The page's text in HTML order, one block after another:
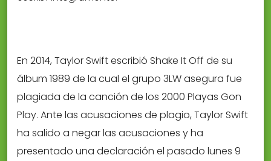
En 2014, Taylor Swift escribió Shake It Off de su
álbum 1989 de la cual el grupo 3LW asegura fue
plagiada de la canción de los 2000 Playas Gon
Play. Ante las acusaciones de plagio, Taylor Swift
ha salido a negar las acusaciones y ha
presentado una declaración el pasado lunes 9